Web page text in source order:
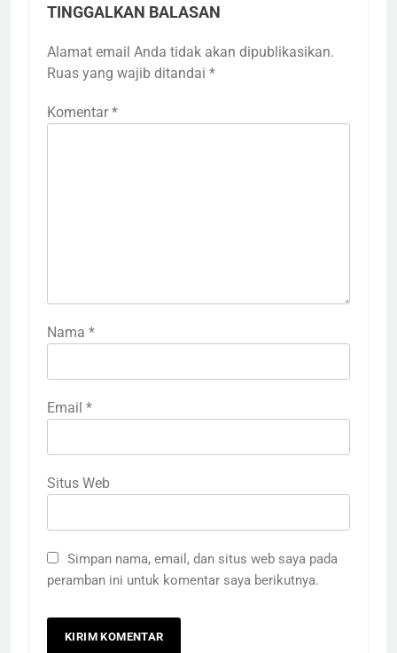
TINGGALKAN BALASAN
Alamat email Anda tidak akan dipublikasikan.
Ruas yang wajib ditandai *
Komentar *
Nama *
Email *
Situs Web
Simpan nama, email, dan situs web saya pada
peramban ini untuk komentar saya berikutnya.